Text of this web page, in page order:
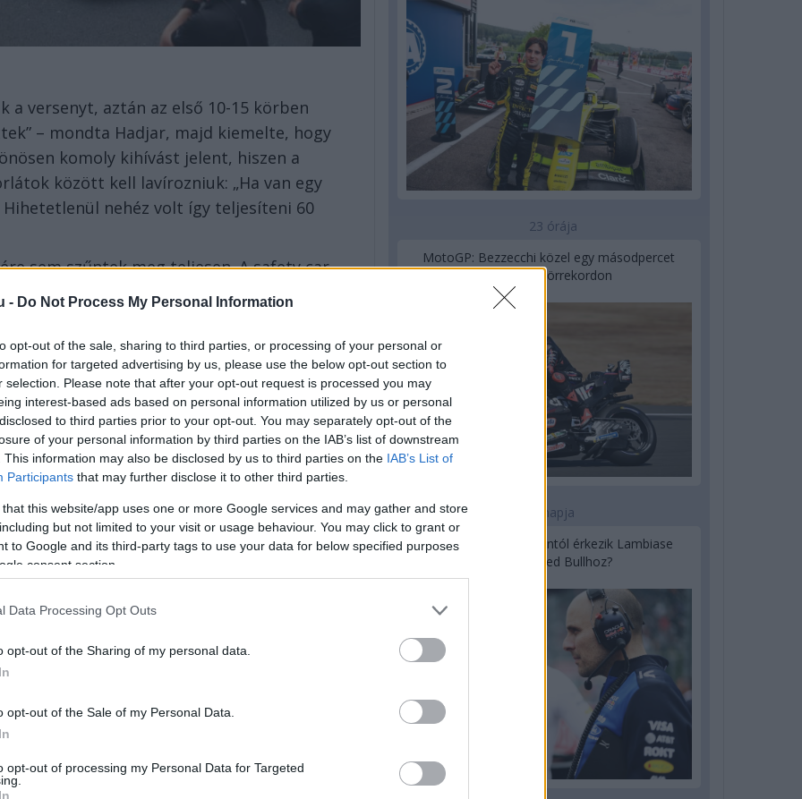
- Do Not Process My Personal Information
opt-out of the sale, sharing to third parties, or processing of your personal or
for targeted advertising by us, please use the below opt-out section to
selection. Please note that after your opt-out request is processed you may
interest-based ads based on personal information utilized by us or personal
to third parties prior to your opt-out. You may separately opt-out of the
of your personal information by third parties on the IAB’s list of downstream
This information may also be disclosed by us to third parties on the IAB’s List of
Participants that may further disclose it to other third parties.
that this website/app uses one or more Google services and may gather and store
but not limited to your visit or usage behaviour. You may click to grant or
to Google and its third-party tags to use your data for below specified purposes
consent section.
Data Processing Opt Outs
opt-out of the Sharing of my personal data.
opt-out of the Sale of my Personal Data.
opt-out of processing my Personal Data for Targeted
versenyt, aztán az első 10-15 körben
– mondta Hadjar, majd kiemelte, hogy
komoly kihívást jelent, hiszen a
között kell lavírozniuk: „Ha van egy
nehéz volt így teljesíteni 60
sem szűntek meg teljesen. A safety car
kellett megküzdenie: „Még a végén, az
Soha nem kellett még ennyire támadnom
23 órája
MotoGP: Bezzecchi közel egy másodpercet
javított a körrekordon
1 napja
Sajtó: Az Aston Martintól érkezik Lambiase
utódja a Red Bullhoz?